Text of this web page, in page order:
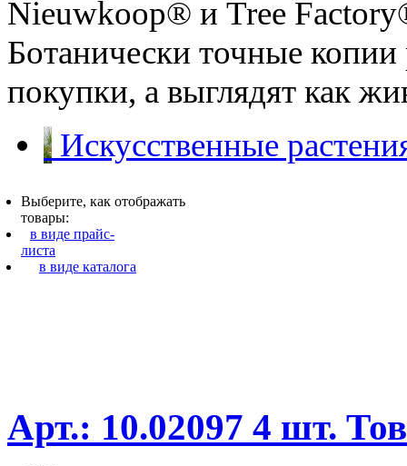
Nieuwkoop® и Tree
Ботанически точные
покупки, а выглядят как
Искусственные
Выберите, как отображать
товары:
в виде прайс-
листа
в виде каталога
Арт.: 10.02097 4 шт.